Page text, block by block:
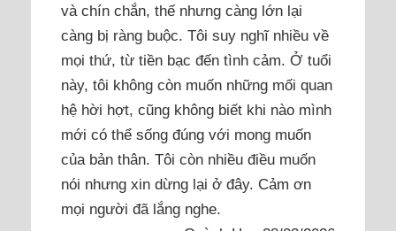
và chín chắn, thế nhưng càng lớn lại
càng bị ràng buộc. Tôi suy nghĩ nhiều về
mọi thứ, từ tiền bạc đến tình cảm. Ở tuổi
này, tôi không còn muốn những mối quan
hệ hời hợt, cũng không biết khi nào mình
mới có thể sống đúng với mong muốn
của bản thân. Tôi còn nhiều điều muốn
nói nhưng xin dừng lại ở đây. Cảm ơn
mọi người đã lắng nghe.